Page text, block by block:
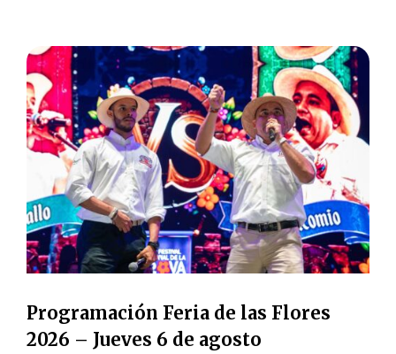
Programación Feria de las Flores
2026 – Jueves 6 de agosto